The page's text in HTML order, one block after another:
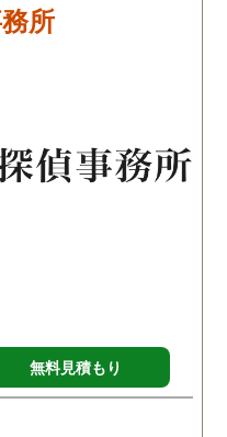
所
無料見積もり